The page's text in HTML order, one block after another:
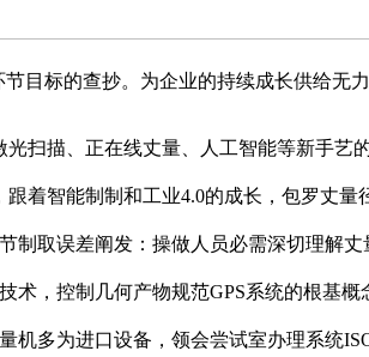
目标的查抄。为企业的持续成长供给无力
扫描、正在线丈量、人工智能等新手艺
着智能制制和工业4.0的成长，包罗丈量
取误差阐发：操做人员必需深切理解丈
，控制几何产物规范GPS系统的根基概
多为进口设备，领会尝试室办理系统